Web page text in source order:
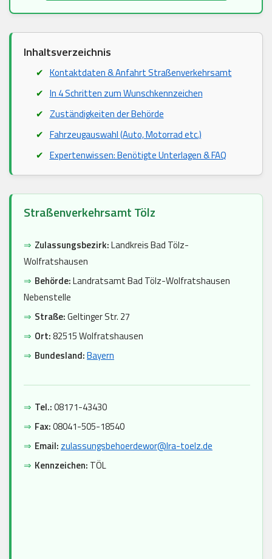
Inhaltsverzeichnis
Kontaktdaten & Anfahrt Straßenverkehrsamt
In 4 Schritten zum Wunschkennzeichen
Zuständigkeiten der Behörde
Fahrzeugauswahl (Auto, Motorrad etc.)
Expertenwissen: Benötigte Unterlagen & FAQ
Straßenverkehrsamt Tölz
⇒ Zulassungsbezirk:Landkreis Bad Tölz-
Wolfratshausen
⇒ Behörde:Landratsamt Bad Tölz-Wolfratshausen
Nebenstelle
⇒ Straße:Geltinger Str. 27
⇒ Ort:82515 Wolfratshausen
⇒ Bundesland:Bayern
⇒ Tel.:08171-43430
⇒ Fax:08041-505-18540
⇒ Email: zulassungsbehoerdewor@lra-toelz.de
⇒ Kennzeichen: TÖL